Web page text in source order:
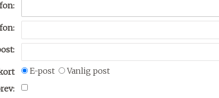
E-post
Vanlig post